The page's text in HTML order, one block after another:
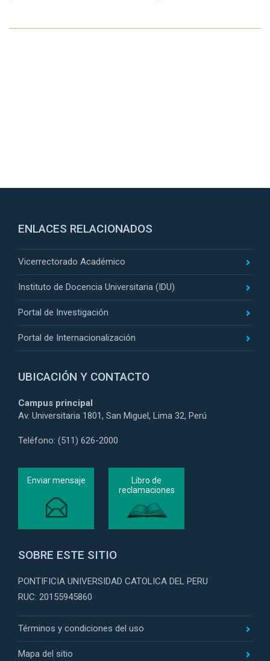
ENLACES RELACIONADOS
Vicerrectorado Académico
Instituto de Docencia Universitaria (IDU)
Portal de Investigación
Portal de Internacionalización
UBICACIÓN Y CONTACTO
Campus principal
Av. Universitaria 1801, San Miguel, Lima 32, Perú
Teléfono: (511) 626-2000
Enviar mensaje
Libro de
reclamaciones
SOBRE ESTE SITIO
PONTIFICIA UNIVERSIDAD CATOLICA DEL PERU
RUC: 20155945860
Términos y condiciones del uso
Mapa del sitio